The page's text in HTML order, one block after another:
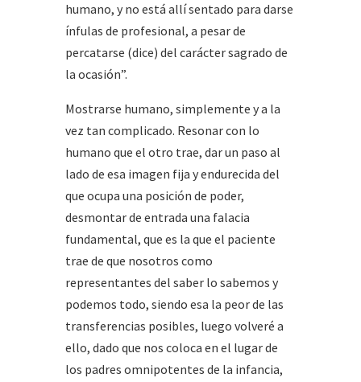
humano, y no está allí sentado para darse
ínfulas de profesional, a pesar de
percatarse (dice) del carácter sagrado de
la ocasión”.
Mostrarse humano, simplemente y a la
vez tan complicado. Resonar con lo
humano que el otro trae, dar un paso al
lado de esa imagen fija y endurecida del
que ocupa una posición de poder,
desmontar de entrada una falacia
fundamental, que es la que el paciente
trae de que nosotros como
representantes del saber lo sabemos y
podemos todo, siendo esa la peor de las
transferencias posibles, luego volveré a
ello, dado que nos coloca en el lugar de
los padres omnipotentes de la infancia,